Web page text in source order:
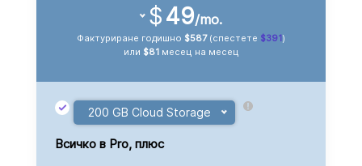
$49/mo.
Фактуриране годишно $587(спестете $391)
или $81месец на месец
200 GB Cloud Storage
+ $0 /yr.
Всичко в Pro, плюс